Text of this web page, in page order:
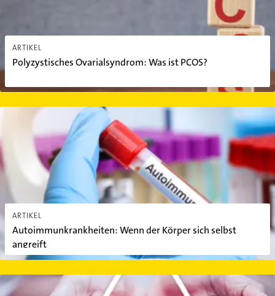
ARTIKEL
Polyzystisches Ovarialsyndrom: Was ist PCOS?
ARTIKEL
Autoimmunkrankheiten: Wenn der Körper sich selbst
angreift
Autoimmunkrankheiten: Wenn der Körper sich selbst angreift
Ratgeber: Organspende